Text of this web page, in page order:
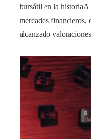
bursátil en la
mercados financieros,
alcanzado